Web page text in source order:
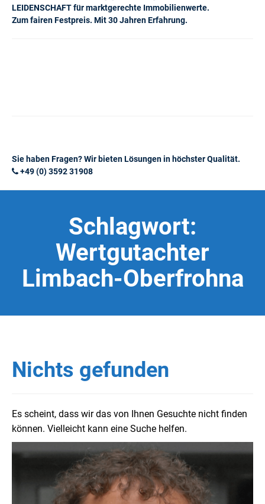
LEIDENSCHAFT für marktgerechte Immobilienwerte.
Zum fairen Festpreis. Mit 30 Jahren Erfahrung.
Sie haben Fragen? Wir bieten Lösungen in höchster Qualität.
+49 (0) 3592 31908
Schlagwort:
Wertgutachter
Limbach-Oberfrohna
Nichts gefunden
Es scheint, dass wir das von Ihnen Gesuchte nicht finden
können. Vielleicht kann eine Suche helfen.